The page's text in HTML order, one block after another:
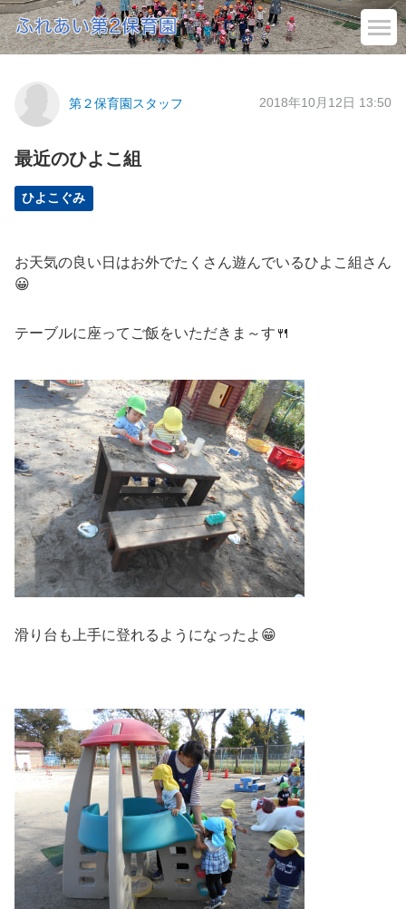
第２保育園スタッフ 2018年10月12日 13:50
最近のひよこ組
ひよこぐみ
お天気の良い日はお外でたくさん遊んでいるひよこ組さん
😀
テーブルに座ってご飯をいただきま～す🍴
滑り台も上手に登れるようになったよ😁